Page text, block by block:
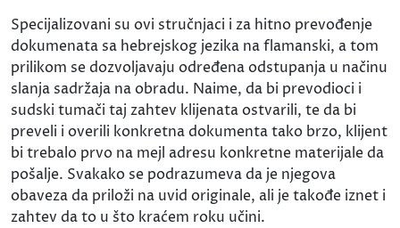
Specijalizovani su ovi stručnjaci i za hitno prevođenje
dokumenata sa hebrejskog jezika na flamanski, a tom
prilikom se dozvoljavaju određena odstupanja u načinu
slanja sadržaja na obradu. Naime, da bi prevodioci i
sudski tumači taj zahtev klijenata ostvarili, te da bi
preveli i overili konkretna dokumenta tako brzo, klijent
bi trebalo prvo na mejl adresu konkretne materijale da
pošalje. Svakako se podrazumeva da je njegova
obaveza da priloži na uvid originale, ali je takođe iznet i
zahtev da to u što kraćem roku učini.